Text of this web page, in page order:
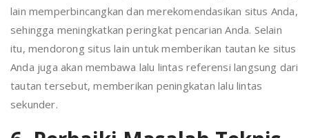
lain memperbincangkan dan merekomendasikan situs Anda,
sehingga meningkatkan peringkat pencarian Anda. Selain
itu, mendorong situs lain untuk memberikan tautan ke situs
Anda juga akan membawa lalu lintas referensi langsung dari
tautan tersebut, memberikan peningkatan lalu lintas
sekunder.